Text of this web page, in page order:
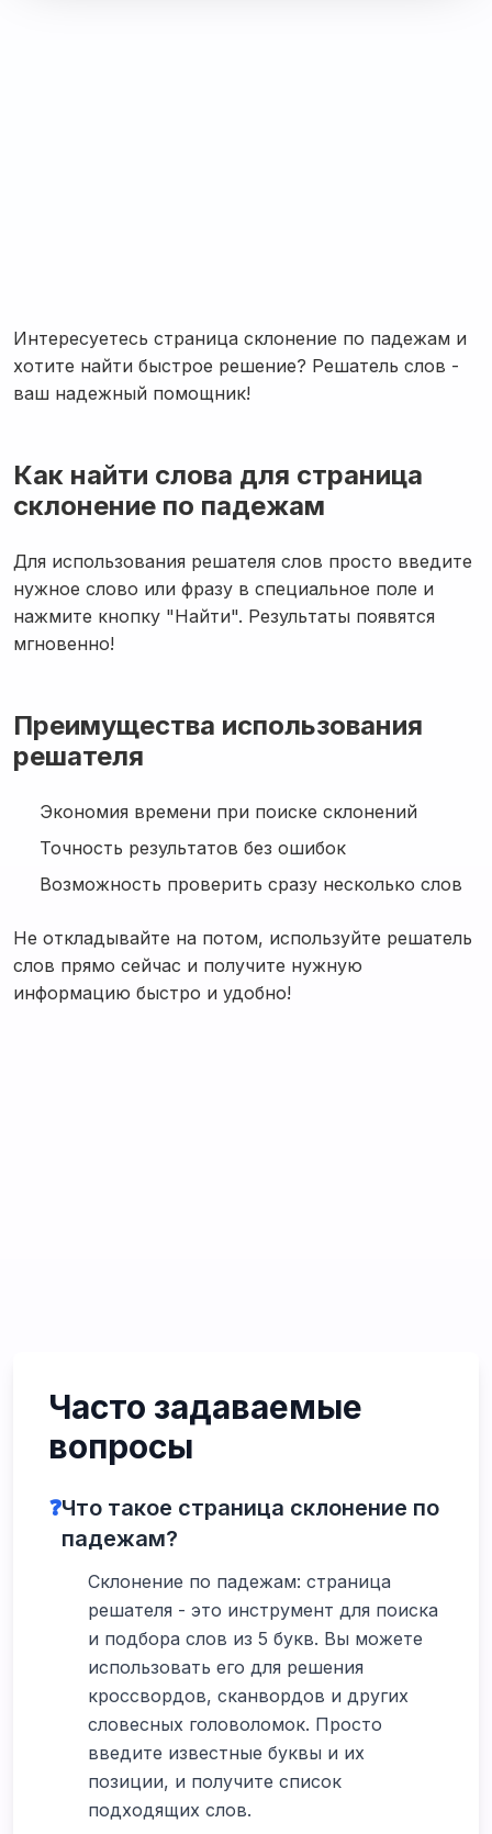
Интересуетесь страница склонение по падежам и
хотите найти быстрое решение? Решатель слов -
ваш надежный помощник!
Как найти слова для страница
склонение по падежам
Для использования решателя слов просто введите
нужное слово или фразу в специальное поле и
нажмите кнопку "Найти". Результаты появятся
мгновенно!
Преимущества использования
решателя
Экономия времени при поиске склонений
Точность результатов без ошибок
Возможность проверить сразу несколько слов
Не откладывайте на потом, используйте решатель
слов прямо сейчас и получите нужную
информацию быстро и удобно!
Часто задаваемые
вопросы
❓Что такое страница склонение по
падежам?
Склонение по падежам: страница
решателя - это инструмент для поиска
и подбора слов из 5 букв. Вы можете
использовать его для решения
кроссвордов, сканвордов и других
словесных головоломок. Просто
введите известные буквы и их
позиции, и получите список
подходящих слов.